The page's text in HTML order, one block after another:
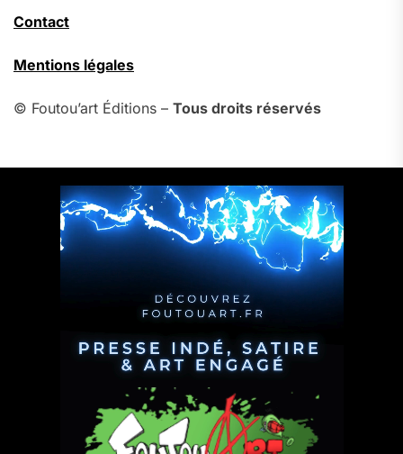
Contact
Mentions légales
© Foutou’art Éditions – Tous droits réservés